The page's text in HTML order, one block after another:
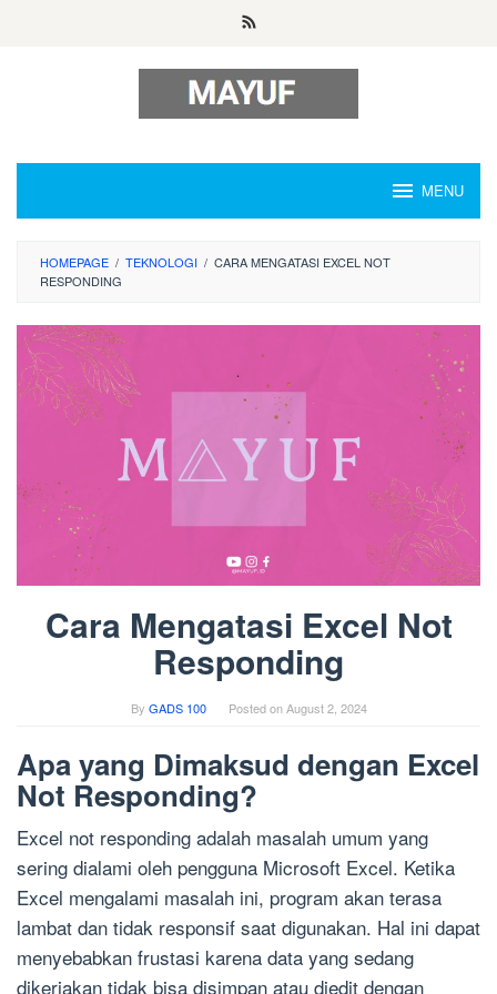
MENU
HOMEPAGE / TEKNOLOGI / CARA MENGATASI EXCEL NOT
RESPONDING
Cara Mengatasi Excel Not
Responding
By GADS 100 Posted onAugust 2, 2024
Apa yang Dimaksud dengan Excel
Not Responding?
Excel not responding adalah masalah umum yang
sering dialami oleh pengguna Microsoft Excel. Ketika
Excel mengalami masalah ini, program akan terasa
lambat dan tidak responsif saat digunakan. Hal ini dapat
menyebabkan frustasi karena data yang sedang
dikerjakan tidak bisa disimpan atau diedit dengan